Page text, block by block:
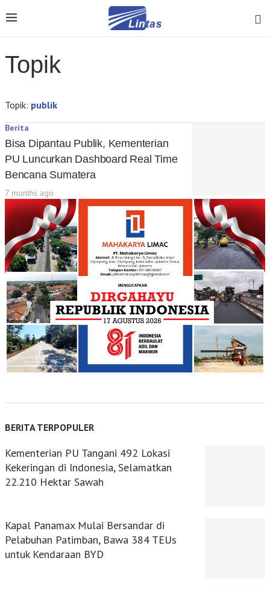
Topik
Topik: publik
Berita
Bisa Dipantau Publik, Kementerian
PU Luncurkan Dashboard Real Time
Bencana Sumatera
7 months ago
BERITA TERPOPULER
Kementerian PU Tangani 492 Lokasi
Kekeringan di Indonesia, Selamatkan
22.210 Hektar Sawah
Kapal Panamax Mulai Bersandar di
Pelabuhan Patimban, Bawa 384 TEUs
untuk Kendaraan BYD